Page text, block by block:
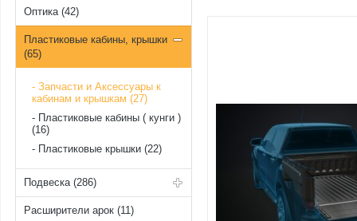
Оптика (42)
Пластиковые кабины, крышки
(65)
Запчасти и Аксессуары к
кабинам и крышкам (27)
Пластиковые кабины ( кунги )
(16)
Пластиковые крышки (22)
Подвеска (286)
Расширители арок (11)